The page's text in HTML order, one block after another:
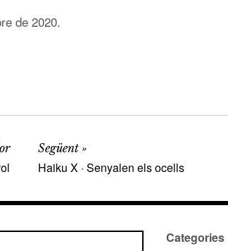
de 2020.
Següent
Haiku X · Senyalen els ocells
Categories